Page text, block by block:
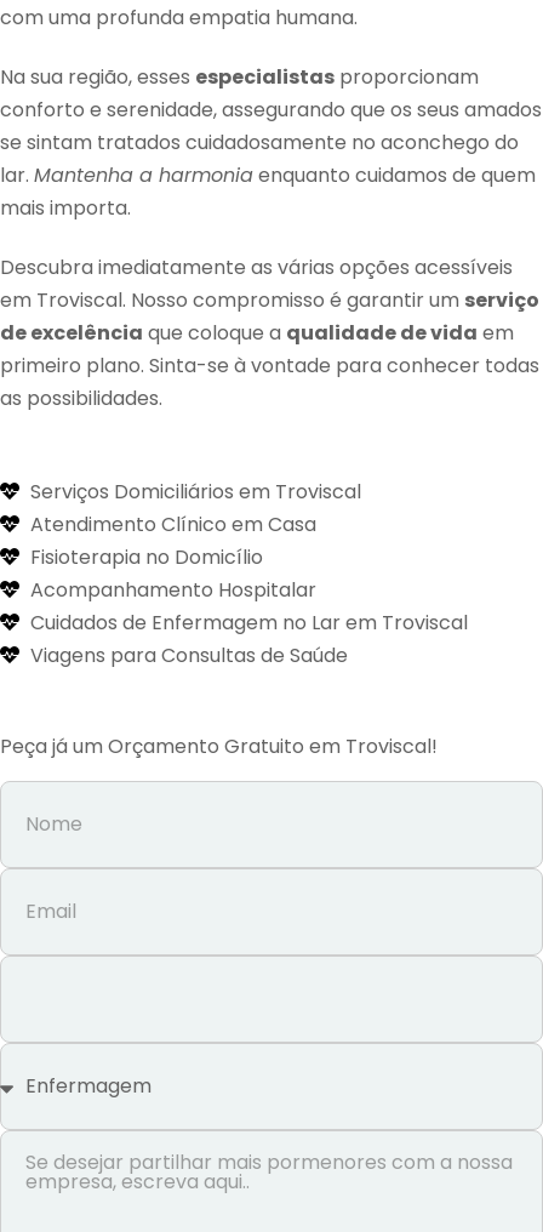
com uma profunda empatia humana.
Na sua região, esses especialistas proporcionam
conforto e serenidade, assegurando que os seus amados
se sintam tratados cuidadosamente no aconchego do
lar. Mantenha a harmoniaenquanto cuidamos de quem
mais importa.
Descubra imediatamente as várias opções acessíveis
em Troviscal. Nosso compromisso é garantir um serviço
de excelência que coloque a qualidade de vida em
primeiro plano. Sinta-se à vontade para conhecer todas
as possibilidades.
Serviços Domiciliários em Troviscal
Atendimento Clínico em Casa
Fisioterapia no Domicílio
Acompanhamento Hospitalar
Cuidados de Enfermagem no Lar em Troviscal
Viagens para Consultas de Saúde
Peça já um Orçamento Gratuito em Troviscal!